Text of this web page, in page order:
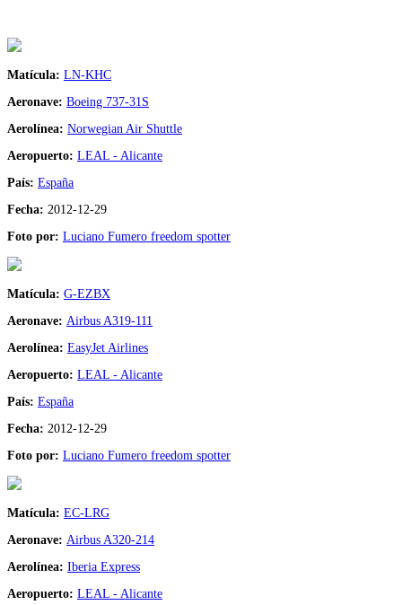
Matícula: LN-KHC
Aeronave: Boeing 737-31S
Aerolínea: Norwegian Air Shuttle
Aeropuerto: LEAL - Alicante
País: España
Fecha: 2012-12-29
Foto por: Luciano Fumero freedom spotter
Matícula: G-EZBX
Aeronave: Airbus A319-111
Aerolínea: EasyJet Airlines
Aeropuerto: LEAL - Alicante
País: España
Fecha: 2012-12-29
Foto por: Luciano Fumero freedom spotter
Matícula: EC-LRG
Aeronave: Airbus A320-214
Aerolínea: Iberia Express
Aeropuerto: LEAL - Alicante